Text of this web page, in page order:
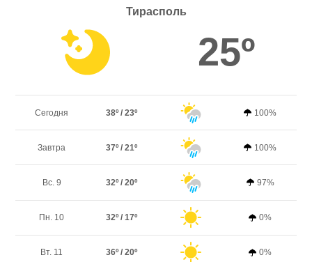
Тирасполь
25º
Сегодня 38º / 23º 100%
Завтра 37º / 21º 100%
Вс. 9 32º / 20º 97%
Пн. 10 32º / 17º 0%
Вт. 11 36º / 20º 0%